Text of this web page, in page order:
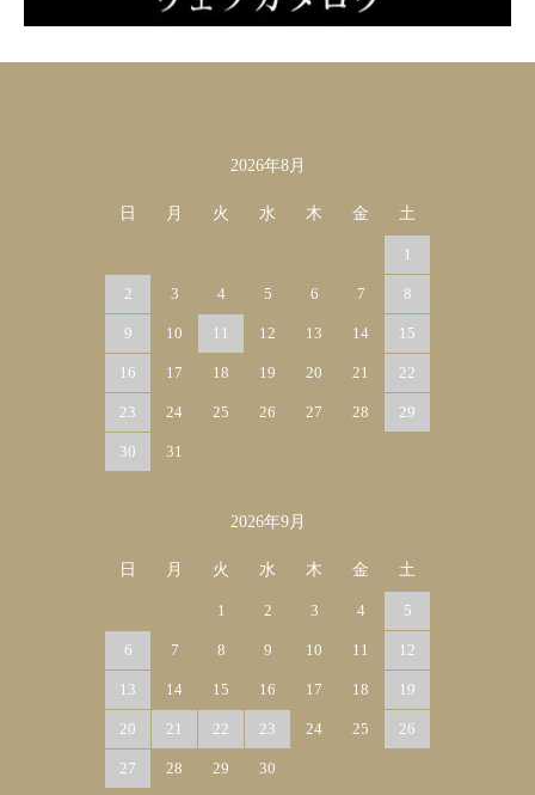
2026年8月
日 月 火 水 木 金 土
1
2 3 4 5 6 7 8
9 10 11 12 13 14 15
16 17 18 19 20 21 22
23 24 25 26 27 28 29
30 31
2026年9月
日 月 火 水 木 金 土
1 2 3 4 5
6 7 8 9 10 11 12
13 14 15 16 17 18 19
20 21 22 23 24 25 26
27 28 29 30